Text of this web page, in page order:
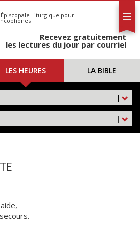
Liturgique pour
Recevez gratuitement
les lectures du jour par courriel
LES HEURES LA BIBLE
|
|